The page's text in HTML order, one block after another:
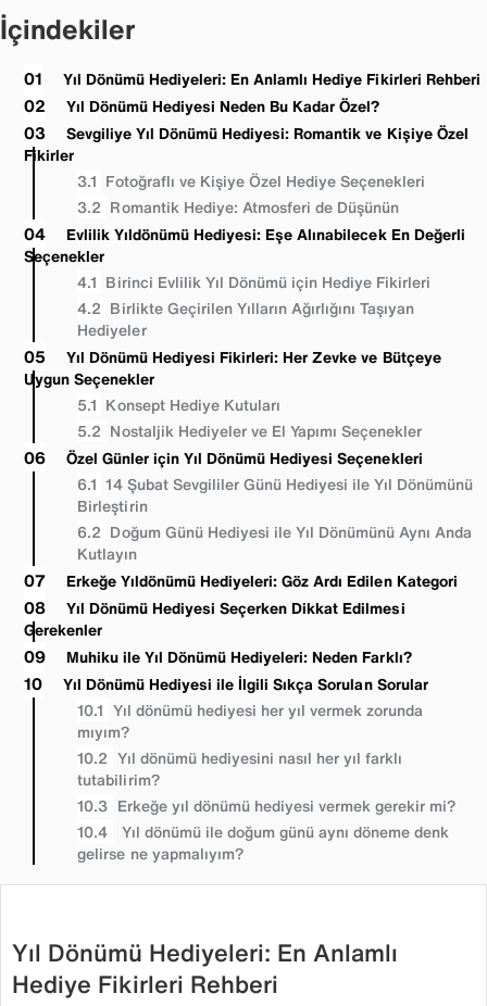
İçindekiler
Yıl Dönümü Hediyeleri: En Anlamlı Hediye Fikirleri Rehberi
Yıl Dönümü Hediyesi Neden Bu Kadar Özel?
Sevgiliye Yıl Dönümü Hediyesi: Romantik ve Kişiye Özel
Fikirler
Fotoğraflı ve Kişiye Özel Hediye Seçenekleri
Romantik Hediye: Atmosferi de Düşünün
Evlilik Yıldönümü Hediyesi: Eşe Alınabilecek En Değerli
Seçenekler
Birinci Evlilik Yıl Dönümü için Hediye Fikirleri
Birlikte Geçirilen Yılların Ağırlığını Taşıyan
Hediyeler
Yıl Dönümü Hediyesi Fikirleri: Her Zevke ve Bütçeye
Uygun Seçenekler
Konsept Hediye Kutuları
Nostaljik Hediyeler ve El Yapımı Seçenekler
Özel Günler için Yıl Dönümü Hediyesi Seçenekleri
14 Şubat Sevgililer Günü Hediyesi ile Yıl Dönümünü
Birleştirin
Doğum Günü Hediyesi ile Yıl Dönümünü Aynı Anda
Kutlayın
Erkeğe Yıldönümü Hediyeleri: Göz Ardı Edilen Kategori
Yıl Dönümü Hediyesi Seçerken Dikkat Edilmesi
Gerekenler
Muhiku ile Yıl Dönümü Hediyeleri: Neden Farklı?
Yıl Dönümü Hediyesi ile İlgili Sıkça Sorulan Sorular
Yıl dönümü hediyesi her yıl vermek zorunda
mıyım?
Yıl dönümü hediyesini nasıl her yıl farklı
tutabilirim?
Erkeğe yıl dönümü hediyesi vermek gerekir mi?
Yıl dönümü ile doğum günü aynı döneme denk
gelirse ne yapmalıyım?
Yıl Dönümü Hediyeleri: En Anlamlı
Hediye Fikirleri Rehberi